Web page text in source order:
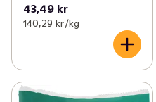
43,49 kr
140,29 kr /kg